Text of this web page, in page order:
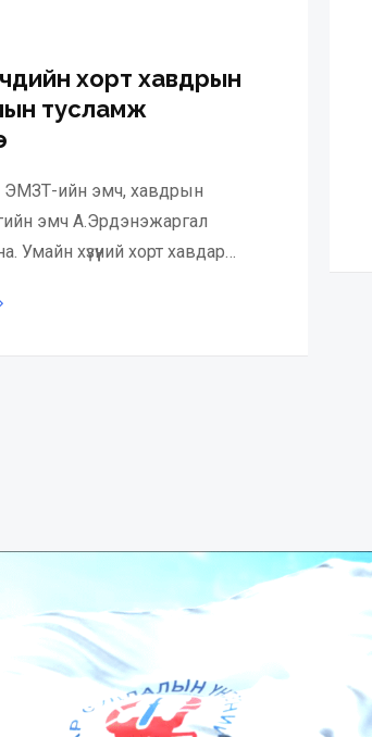
хорт хавдрын
тусламж
ЭМЗТ-ийн эмч, хавдрын
эмч А.Эрдэнэжаргал
Умайн хүзүүний хорт хавдар…